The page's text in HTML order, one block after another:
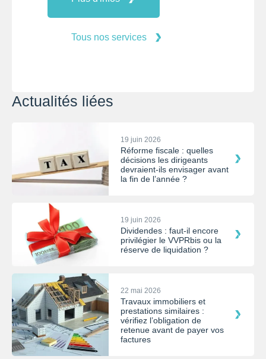
Tous nos services
Actualités liées
19 juin 2026
Réforme fiscale : quelles
décisions les dirigeants
devraient-ils envisager avant
la fin de l’année ?
19 juin 2026
Dividendes : faut-il encore
privilégier le VVPRbis ou la
réserve de liquidation ?
22 mai 2026
Travaux immobiliers et
prestations similaires :
vérifiez l’obligation de
retenue avant de payer vos
factures